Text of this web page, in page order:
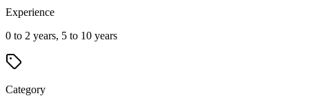
Experience
0 to 2 years, 5 to 10 years
Category